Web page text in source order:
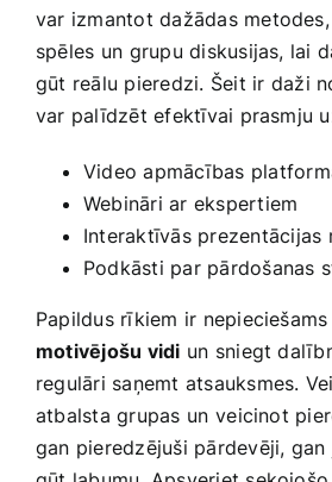
var izmantot dažādas
spēles un⁢ grupu diskusijas, lai‍
gūt reālu pieredzi. Šeit⁣ ir daži
var palīdzēt ‌efektīvai prasmju
Video apmācības
Webināri ar‌ ekspertiem
Interaktīvās prezentācijas⁤
Podkāsti par pārdošanas
Papildus rīkiem ir
motivējošu vidi un⁢ sniegt
regulāri ‌saņemt atsauksmes.
atbalsta ‌grupas⁣ un⁤ veicinot
gan pieredzējuši pārdevēji,